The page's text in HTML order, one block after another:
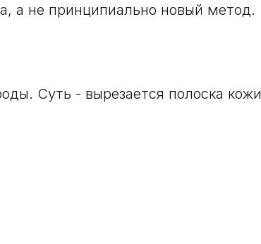
а не принципиально новый метод.
Суть - вырезается полоска кожи